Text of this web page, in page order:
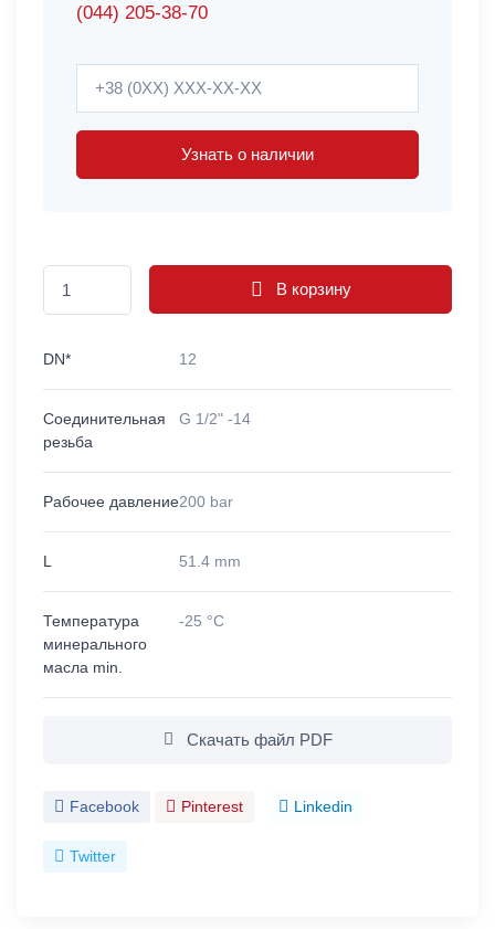
(044) 205-38-70
Узнать о наличии
В корзину
DN* 12
Соединительная
резьба
G 1/2" -14
Рабочее давление200 bar
L 51.4 mm
Температура
минерального
масла min.
-25 °C
Скачать файл PDF
Facebook Pinterest Linkedin
Twitter